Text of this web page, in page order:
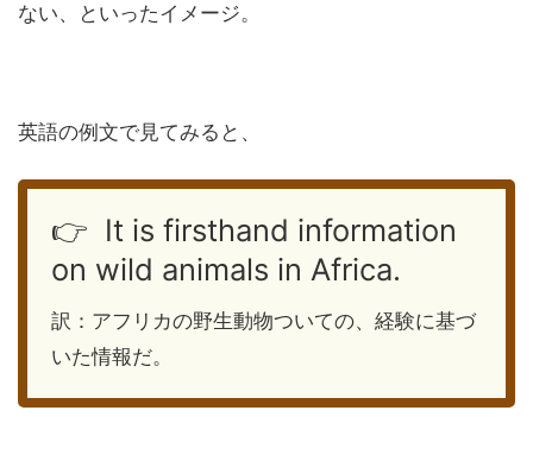
ない、といったイメージ。
英語の例文で見てみると、
👉 It is firsthand information
on wild animals in Africa.
訳：アフリカの野生動物ついての、経験に基づ
いた情報だ。